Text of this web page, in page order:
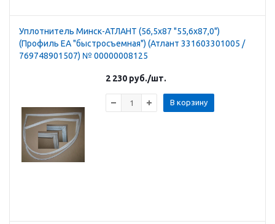
Уплотнитель Минск-АТЛАНТ (56,5х87 "55,6х87,0")
(Профиль ЕА "быстросъемная") (Атлант 331603301005 /
769748901507) № 00000008125
2 230 руб./шт.
В корзину